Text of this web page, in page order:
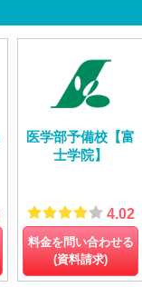
医学部予備校【富
士学院】
4.02
料金を問い合わせる
(資料請求)